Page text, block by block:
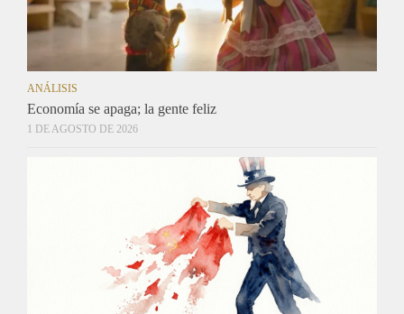
ANÁLISIS
Economía se apaga; la gente feliz
1 DE AGOSTO DE 2026